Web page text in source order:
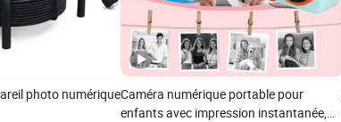
photo numériqueCaméra numérique portable pour
enfants avec impression instantanée,